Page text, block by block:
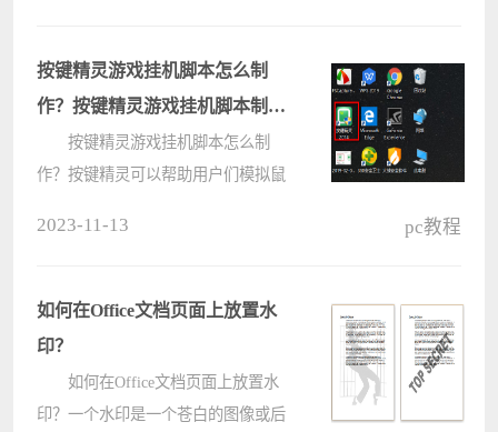
呢？这里小编就给大家带来Edge浏
览????
按键精灵游戏挂机脚本怎么制
作？按键精灵游戏挂机脚本制作
教程
按键精灵游戏挂机脚本怎么制
作？按键精灵可以帮助用户们模拟鼠
灵游戏挂机脚本制作教程吧。 按
键????
2023-11-13 pc教程
如何在Office文档页面上放置水
印？
如何在Office文档页面上放置水
印？一个水印是一个苍白的图像或后